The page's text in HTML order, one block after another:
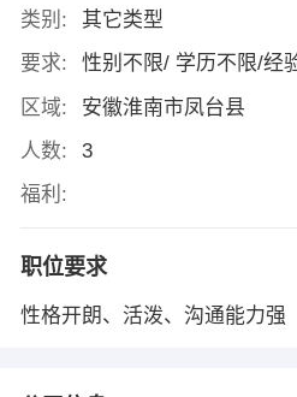
类别:
其它类型
要求:
性别不限/ 学历不限/经
区域:
安徽淮南市凤台县
人数:
3
福利:
职位要求
性格开朗、活泼、沟通能力强